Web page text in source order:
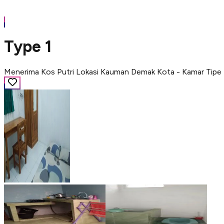
Type 1
Menerima Kos Putri Lokasi Kauman Demak Kota - Kamar